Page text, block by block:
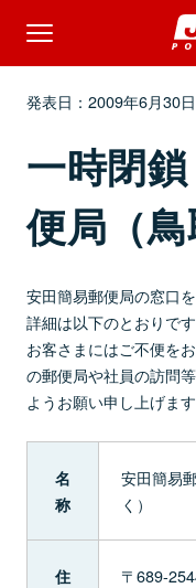
発表日：2009年6月30日
一時閉
便局（鳥
安田簡易郵便局の窓口
詳細は以下のとおりです
お客さまにはご不便を
の郵便局や社員の訪問
ようお願い申し上げます
名
称
安田簡易
く）
住
〒689-